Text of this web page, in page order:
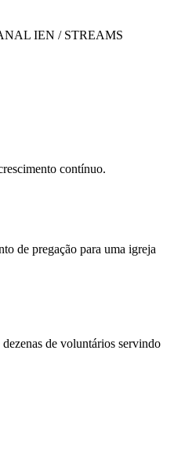
IEN / STREAMS
contínuo.
de pregação para uma igreja
de voluntários servindo